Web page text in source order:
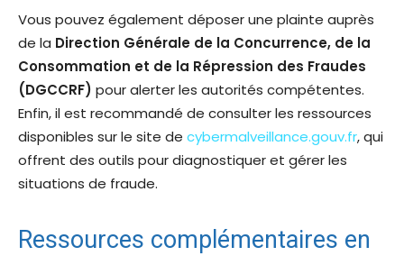
Vous pouvez également déposer une plainte auprès
de la Direction Générale de la Concurrence, de la
Consommation et de la Répression des Fraudes
(DGCCRF) pour alerter les autorités compétentes.
Enfin, il est recommandé de consulter les ressources
disponibles sur le site de cybermalveillance.gouv.fr, qui
offrent des outils pour diagnostiquer et gérer les
situations de fraude.
Ressources complémentaires en